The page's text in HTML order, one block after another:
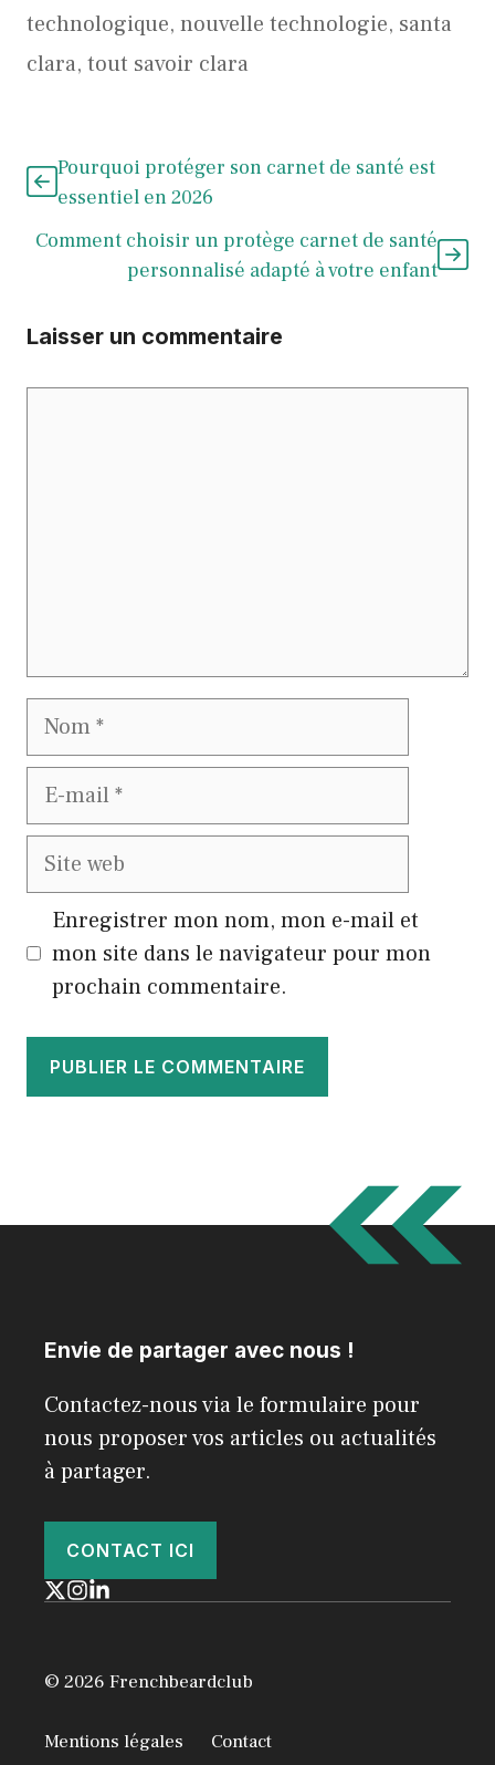
technologique, nouvelle technologie, santa
clara, tout savoir clara
Pourquoi protéger son carnet de santé est
essentiel en 2026
Comment choisir un protège carnet de santé
personnalisé adapté à votre enfant
Laisser un commentaire
Nom
E-
Site
Enregistrer mon nom, mon e-mail et
mon site dans le navigateur pour mon
prochain commentaire.
Envie de partager avec nous !
Contactez-nous via le formulaire pour
nous proposer vos articles ou actualités
à partager.
CONTACT ICI
© 2026 Frenchbeardclub
Mentions légales Contact